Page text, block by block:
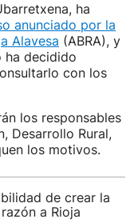
ha
anunciado por la
Alavesa (ABRA), y
ha decidido
con los
los responsables
Desarrollo Rural,
los motivos.
de crear la
a Rioja